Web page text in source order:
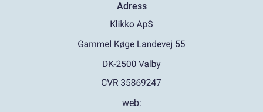
Adress
web: